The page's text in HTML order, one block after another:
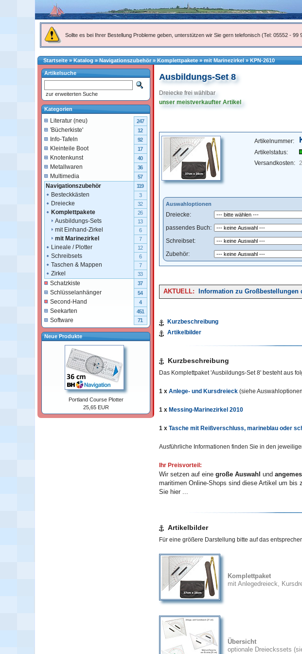
Sollte es bei Ihrer Bestellung Probleme geben, unterstützen wir Sie gern telefonisch (Tel: 05552 - 99
Startseite»Katalog » Navigationszubehör » Komplettpakete »mit Marinezirkel»KPN-2610
Ausbildungs-Set 8
Dreiecke frei wählbar
unser meistverkaufter Artikel
Artikelnummer:
Artikelstatus:
Versandkosten:
Auswahloptionen
Dreiecke:
passendes Buch:
Schreibset:
Zubehör:
AKTUELL: Information zu
Kurzbeschreibung
Artikelbilder
Kurzbeschreibung
Das Komplettpaket 'Ausbildungs-Set 8' besteht aus
1 x Anlege- und Kursdreieck (siehe
1 x Messing-Marinezirkel 2010
1 x Tasche mit Reißverschluss, marineblau oder
Ausführliche Informationen finden Sie in den
Ihr Preisvorteil:
Wir setzen auf eine große Auswahl und
maritimen Online-Shops sind diese Artikel um bis
Sie hier ...
Artikelbilder
Für eine größere Darstellung bitte auf das
Komplettpaket
mit Anlegedreieck,
Übersicht
optionale Dreieckssets
Artikelsuche
zur erweiterten Suche
Kategorien
Literatur (neu) 247
'Bücherkiste' 12
Info-Tafeln 92
Kleinteile Boot 17
Knotenkunst 40
Metallwaren 36
Multimedia 57
Navigationszubehör 119
Besteckkästen 3
Dreiecke 32
Komplettpakete 26
Ausbildungs-Sets 13
mit Einhand-Zirkel 6
mit Marinezirkel 7
Lineale / Plotter 12
Schreibsets 6
Taschen & Mappen 7
Zirkel 33
Schatzkiste 37
Schlüsselanhänger 54
Second-Hand 4
Seekarten 451
Software 71
Neue Produkte
Portland Course Plotter
25,65 EUR